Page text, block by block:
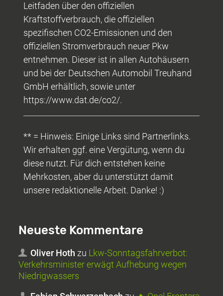
Leitfaden über den offiziellen
Kraftstoffverbrauch, die offiziellen
spezifischen CO2-Emissionen und den
offiziellen Stromverbrauch neuer Pkw
entnehmen. Dieser ist in allen Autohäusern
und bei der Deutschen Automobil Treuhand
GmbH erhältlich, sowie unter
https://www.dat.de/co2/.
** = Hinweis: Einige Links sind Partnerlinks.
Wir erhalten ggf. eine Vergütung, wenn du
diese nutzt. Für dich entstehen keine
Mehrkosten, aber du unterstützt damit
unsere redaktionelle Arbeit. Danke! :)
Neueste Kommentare
Oliver Hoth zu Lkw-Sonntagsfahrverbot:
Verkehrsminister erwägt Aufhebung wegen
Niedrigwassers